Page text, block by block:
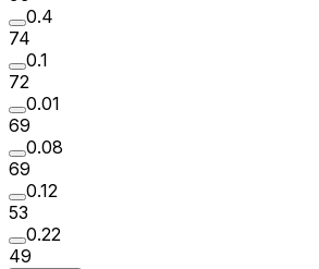
0.4
74
0.1
72
0.01
69
0.08
69
0.12
53
0.22
49